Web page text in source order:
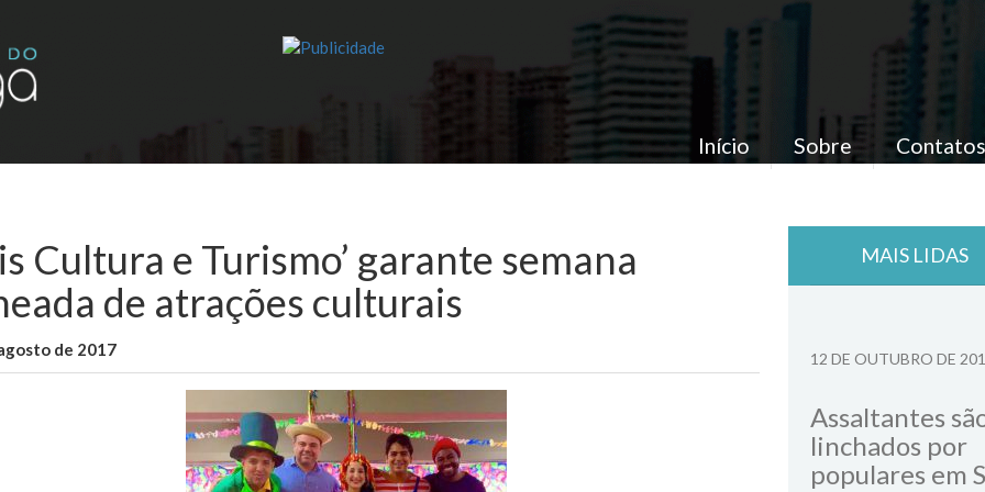
Início Sobre Contatos
Cultura e Turismo’ garante semana
de atrações culturais
de 2017
MAIS LIDAS
12 DE OUTUBRO DE
Assaltantes
linchados por
populares em